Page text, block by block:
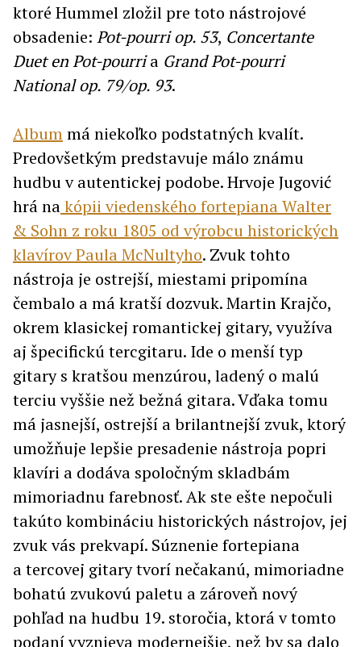
ktoré Hummel zložil pre toto nástrojové
obsadenie: Pot-pourri op. 53, Concertante
Duet en Pot-pourria Grand Pot-pourri
National op. 79/op. 93.
Albummá niekoľko podstatných kvalít.
Predovšetkým predstavuje málo známu
hudbu v autentickej podobe. Hrvoje Jugović
hrá nakópii viedenského fortepiana Walter
& Sohn z roku 1805 od výrobcu historických
klavírov Paula McNultyho. Zvuk tohto
nástroja je ostrejší, miestami pripomína
čembalo a má kratší dozvuk. Martin Krajčo,
okrem klasickej romantickej gitary, využíva
aj špecifickú tercgitaru. Ide o menší typ
gitary s kratšou menzúrou, ladený o malú
terciu vyššie než bežná gitara. Vďaka tomu
má jasnejší, ostrejší a brilantnejší zvuk, ktorý
umožňuje lepšie presadenie nástroja popri
klavíri a dodáva spoločným skladbám
mimoriadnu farebnosť. Ak ste ešte nepočuli
takúto kombináciu historických nástrojov, jej
zvuk vás prekvapí. Súznenie fortepiana
a tercovej gitary tvorí nečakanú, mimoriadne
bohatú zvukovú paletu a zároveň nový
pohľad na hudbu 19. storočia, ktorá v tomto
podaní vyznieva modernejšie, než by sa dalo